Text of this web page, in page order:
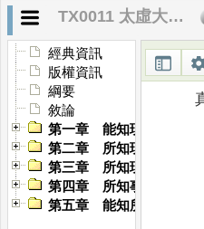
TX0011 太虛大師全書．第十一編 宗依論
經典資訊
版權資訊
綱要
敘論
第一章 能知現實之方法
第二章 所知現實之成事
第三章 所知現實蘊素
第四章 所知事素之關係
第五章 能知所知之決擇
第